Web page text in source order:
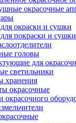
окрасочные
окраски и сушки
покраски и сушки
головы
для
светильники
хранения
окрасочные
окрасочного